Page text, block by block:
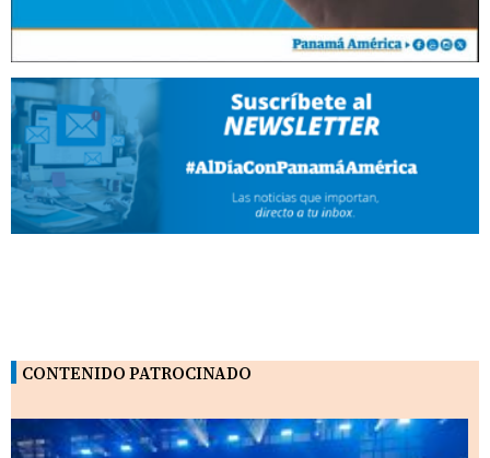
CONTENIDO PATROCINADO